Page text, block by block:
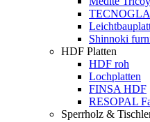
Shinnoki
HDF Platten
HDF roh
Lochplatten
FINSA HDF
RESOPAL
Sperrholz &